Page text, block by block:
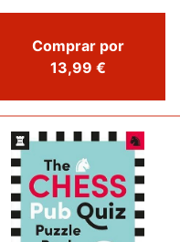
Comprar por
13,99 €